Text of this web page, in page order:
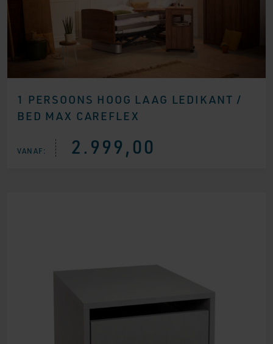
1 PERSOONS HOOG LAAG LEDIKANT /
BED MAX CAREFLEX
VANAF: 2.999,00